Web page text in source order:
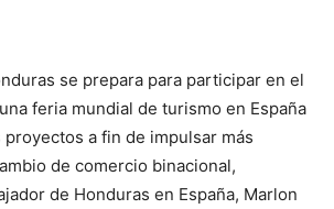
se prepara para participar en el
feria mundial de turismo en España
a fin de impulsar más
de comercio binacional,
de Honduras en España, Marlon